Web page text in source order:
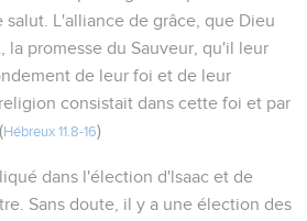
salut. L'alliance de grâce, que Dieu
la promesse du Sauveur, qu'il leur
de leur foi et de leur
consistait dans cette foi et par
Hébreux 11.8-16)
dans l'élection d'lsaac et de
Sans doute, il y a une élection des